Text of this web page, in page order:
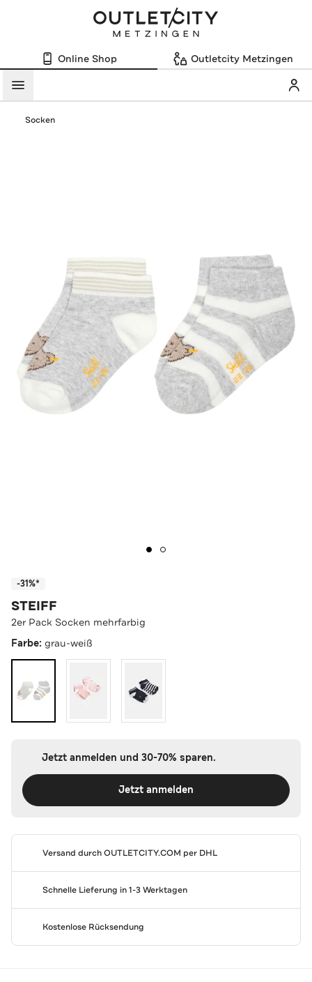
Online Shop Outletcity Metzingen
Menü
Socken
-31%*
STEIFF
2er Pack Socken mehrfarbig
Farbe: grau-weiß
Jetzt anmelden und 30-70% sparen.
Jetzt anmelden
Versand durchOUTLETCITY.COM per DHL
Schnelle Lieferung in 1-3 Werktagen
Kostenlose Rücksendung